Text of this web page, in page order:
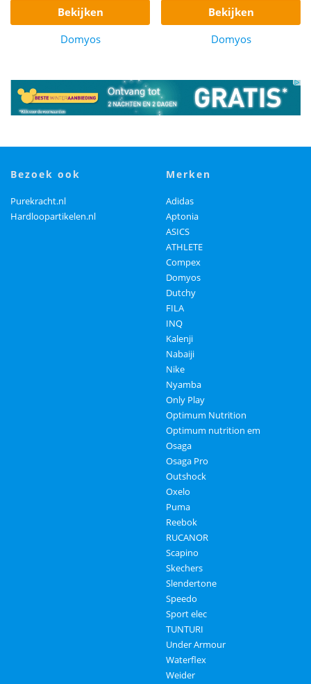
bekijken
Domyos
bekijken
Domyos
bezoek ook
Purekracht.nl
Hardloopartikelen.nl
merken
Adidas
Aptonia
ASICS
ATHLETE
Compex
Domyos
Dutchy
FILA
INQ
Kalenji
Nabaiji
Nike
Nyamba
Only Play
Optimum Nutrition
Optimum nutrition em
Osaga
Osaga Pro
Outshock
Oxelo
Puma
Reebok
RUCANOR
Scapino
Skechers
Slendertone
Speedo
Sport elec
TUNTURI
Under Armour
Waterflex
Weider